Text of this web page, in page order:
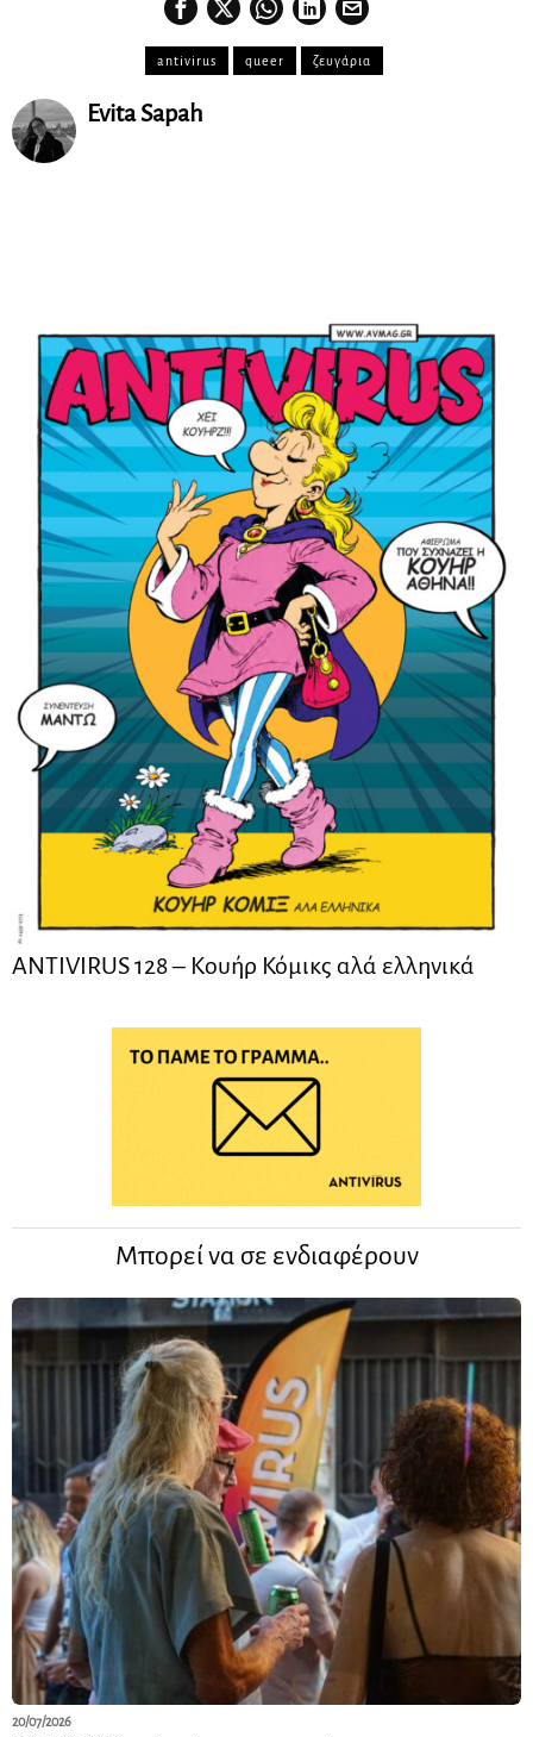
antivirus queer ζευγάρια
Evita Sapah
ANTIVIRUS 128 – Kουήρ Κόμικς αλά ελληνικά
Μπορεί να σε ενδιαφέρουν
20/07/2026